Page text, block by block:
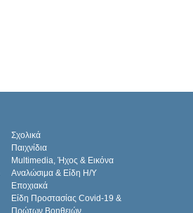
Σχολικά
Παιχνίδια
Multimedia, Ήχος & Εικόνα
Αναλώσιμα & Είδη Η/Υ
Εποχιακά
Είδη Προστασίας Covid-19 &
Πρώτων Βοηθειών